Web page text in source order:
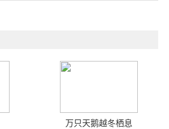
万只天鹅越冬栖息